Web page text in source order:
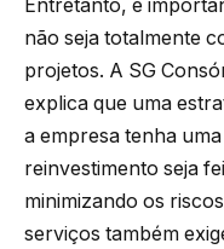
Entretanto, é
não seja totalmente
projetos. A SG
explica que uma
a empresa tenha
reinvestimento seja
minimizando os
serviços também